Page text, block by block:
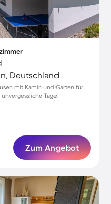
Deutschland
mit Kamin und Garten für
Tage!
Zum Angebot